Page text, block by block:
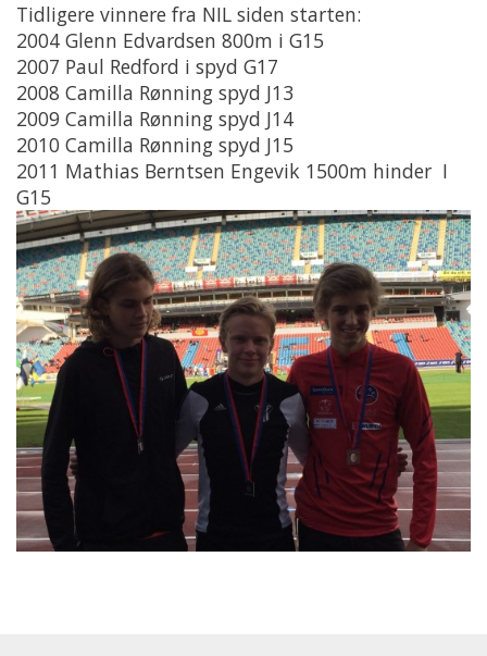
Tidligere vinnere fra NIL siden starten:
2004 Glenn Edvardsen 800m i G15
2007 Paul Redford i spyd G17
2008 Camilla Rønning spyd J13
2009 Camilla Rønning spyd J14
2010 Camilla Rønning spyd J15
2011 Mathias Berntsen Engevik 1500m hinder I
G15